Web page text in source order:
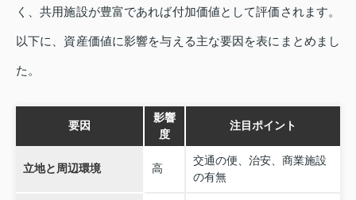
く、共用施設が豊富であれば付加価値として評価されます。
以下に、資産価値に影響を与える主な要因を表にまとめまし
た。
要因
影響
度
注目ポイント
立地と周辺環境 高
交通の便、治安、商業施設
の有無